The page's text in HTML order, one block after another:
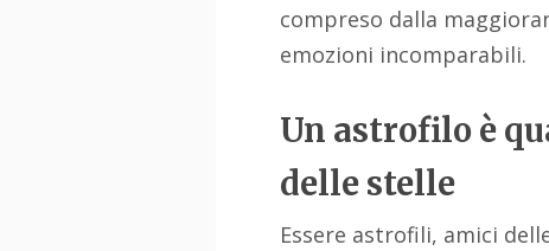
compreso dalla
emozioni incomparabili.
Un astrofilo è
delle stelle
Essere astrofili, amici